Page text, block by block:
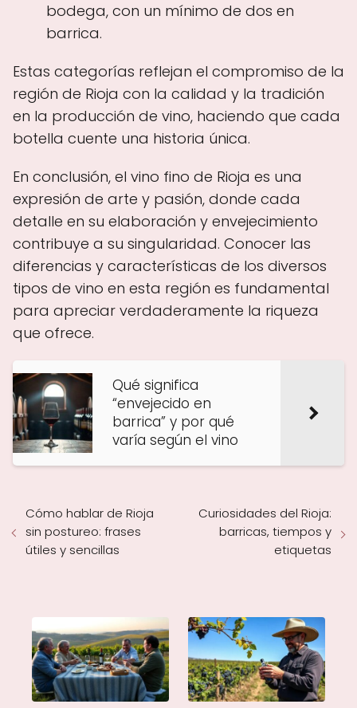
bodega, con un mínimo de dos en
barrica.
Estas categorías reflejan el compromiso de la
región de Rioja con la calidad y la tradición
en la producción de vino, haciendo que cada
botella cuente una historia única.
En conclusión, el vino fino de Rioja es una
expresión de arte y pasión, donde cada
detalle en su elaboración y envejecimiento
contribuye a su singularidad. Conocer las
diferencias y características de los diversos
tipos de vino en esta región es fundamental
para apreciar verdaderamente la riqueza
que ofrece.
Qué significa
“envejecido en
barrica” y por qué
varía según el vino
Cómo hablar de Rioja
sin postureo: frases
útiles y sencillas
Curiosidades del Rioja:
barricas, tiempos y
etiquetas